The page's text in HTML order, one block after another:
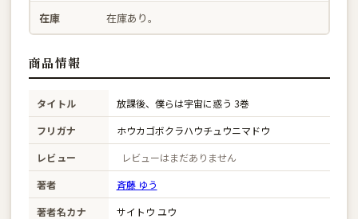
在庫 在庫あり。
商品情報
タイトル
放課後、僕らは宇宙に惑う 3巻
フリガナ
ホウカゴボクラハウチュウニマドウ
レビュー
レビューはまだありません
著者
斉藤 ゆう
著者名カナ
サイトウ ユウ